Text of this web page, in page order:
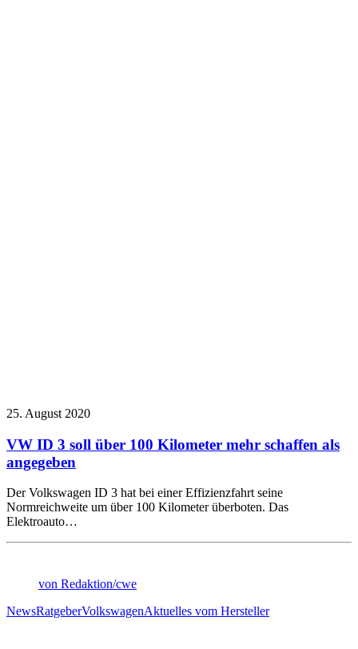
25. August 2020
VW ID 3 soll über 100 Kilometer mehr schaffen als
angegeben
Der Volkswagen ID 3 hat bei einer Effizienzfahrt seine
Normreichweite um über 100 Kilometer überboten. Das
Elektroauto…
von Redaktion/cwe
NewsRatgeberVolkswagenAktuelles vom Hersteller